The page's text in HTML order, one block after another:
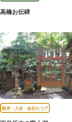
高橋お伝碑
根岸・入谷・金杉エリア